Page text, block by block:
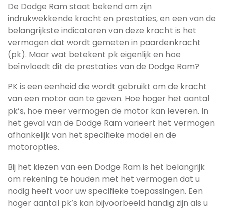
De Dodge Ram staat bekend om zijn
indrukwekkende kracht en prestaties, en een van de
belangrijkste indicatoren van deze kracht is het
vermogen dat wordt gemeten in paardenkracht
(pk). Maar wat betekent pk eigenlijk en hoe
beïnvloedt dit de prestaties van de Dodge Ram?
PK is een eenheid die wordt gebruikt om de kracht
van een motor aan te geven. Hoe hoger het aantal
pk’s, hoe meer vermogen de motor kan leveren. In
het geval van de Dodge Ram varieert het vermogen
afhankelijk van het specifieke model en de
motoropties.
Bij het kiezen van een Dodge Ram is het belangrijk
om rekening te houden met het vermogen dat u
nodig heeft voor uw specifieke toepassingen. Een
hoger aantal pk’s kan bijvoorbeeld handig zijn als u